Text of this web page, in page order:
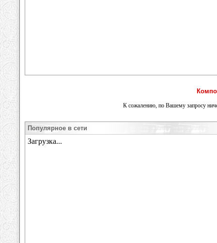
К сожалению, по Вашему запросу
Популярное в сети